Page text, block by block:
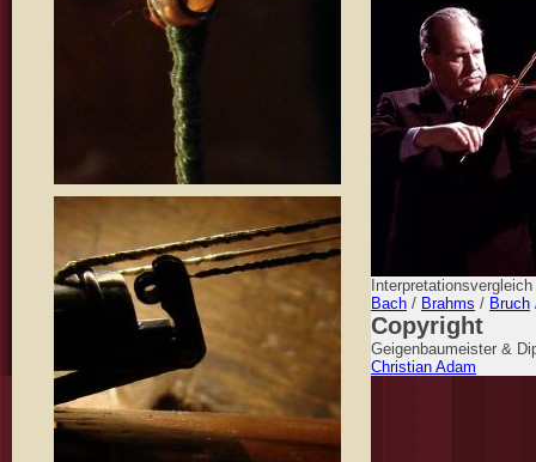
Bach / Brahms / Bruch
Copyright
Geigenbaumeister &
Christian Adam